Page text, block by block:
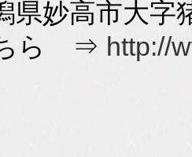
市大字猪
ら ⇒ http://